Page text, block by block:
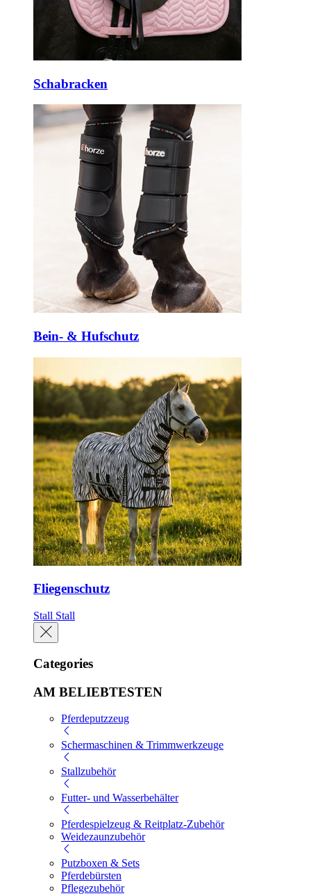
Schabracken
Bein- & Hufschutz
Fliegenschutz
Stall Stall
Categories
AM BELIEBTESTEN
Pferdeputzzeug
Schermaschinen & Trimmwerkzeuge
Stallzubehör
Futter- und Wasserbehälter
Pferdespielzeug & Reitplatz-Zubehör
Weidezaunzubehör
Putzboxen & Sets
Pferdebürsten
Pflegezubehör